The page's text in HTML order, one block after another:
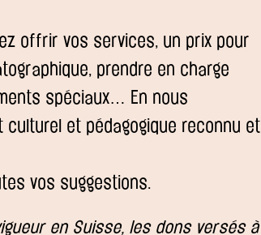
offrir vos services, un prix pour
prendre en charge
spéciaux… En nous
et pédagogique reconnu et
vos suggestions.
en Suisse, les dons versés à